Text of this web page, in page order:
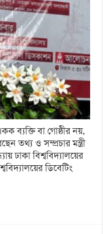
ব্যক্তি বা গোষ্ঠীর নয়,
তথ্য ও সম্প্রচার মন্ত্রী
ঢাকা বিশ্ববিদ্যালয়ের
ডিবেটিং